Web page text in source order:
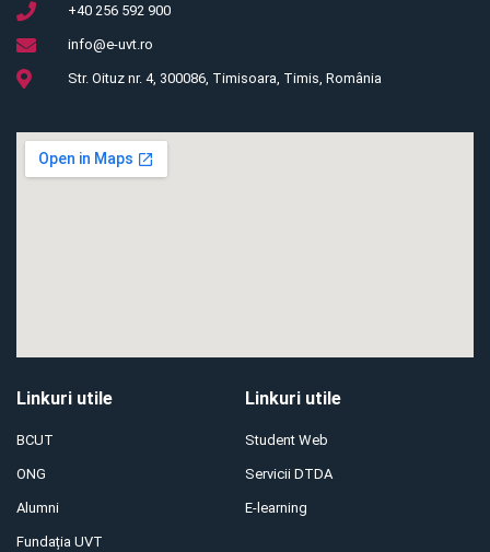
+40 256 592 900
info@e-uvt.ro
Str. Oituz nr. 4, 300086, Timisoara, Timis, România
Linkuri utile
BCUT
ONG
Alumni
Fundația UVT
Linkuri utile
Student Web
Servicii DTDA
E-learning